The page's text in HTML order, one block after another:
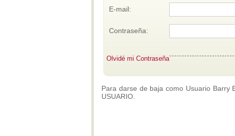
E-mail:
Contraseña:
Olvidé mi Contraseña
Para darse de baja como Usuario
USUARIO.